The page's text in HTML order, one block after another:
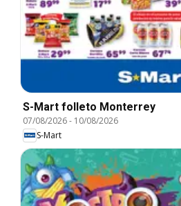
S-Mart folleto Monterrey
07/08/2026- 10/08/2026
S-Mart